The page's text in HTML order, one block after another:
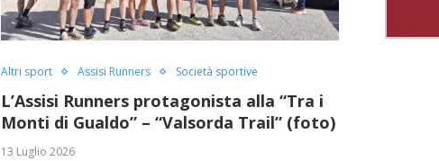
Altri sport Assisi Runners Società sportive
L’Assisi Runners protagonista alla “Tra i
Monti di Gualdo” – “Valsorda Trail” (foto)
13 Luglio 2026